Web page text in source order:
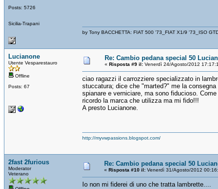
Posts: 5726
Sicilia-Trapani
by Tony BACCHETTA: FIAT 500 '73_FIAT X1/9 '73_ISO
Lucianone
Utente Vesparestauro
Offline
Posts: 67
Re: Cambio pedana special 50
« Risposta #9 il: Venerdì 24/Agosto/2012
ciao ragazzi il carrozziere specializzato in
stuccatura; dice che "marted?" me la
spianare e verniciare, ma sono fiducioso.
ricordo la marca che utilizza ma mi fido!!!
A presto Lucianone.
http://myvwpassions.blogspot.com/
2fast 2furious
Moderator
Veterano
Re: Cambio pedana special 50
« Risposta #10 il: Venerdì 31/Agosto/2012
Io non mi fiderei di uno che tratta lambrette....